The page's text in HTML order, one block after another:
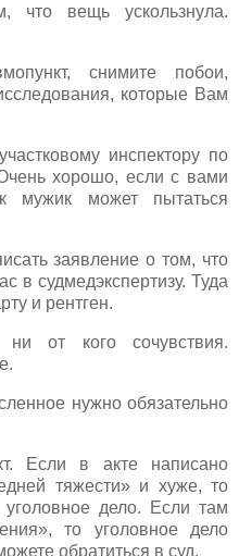
что вещь ускользнула.
снимите побои,
которые Вам
инспектору по
хорошо, если с вами
мужик может пытаться
заявление о том, что
в судмедэкспертизу. Туда
и рентген.
от кого сочувствия.
нужно обязательно
Если в акте написано
тяжести» и хуже, то
дело. Если там
то уголовное дело
обратиться в суд.